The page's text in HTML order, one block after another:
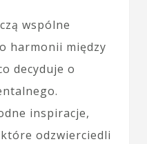
wspólne
harmonii między
decyduje o
inspiracje,
odzwierciedli